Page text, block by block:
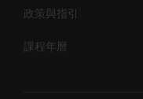
政策與指引
課程年曆